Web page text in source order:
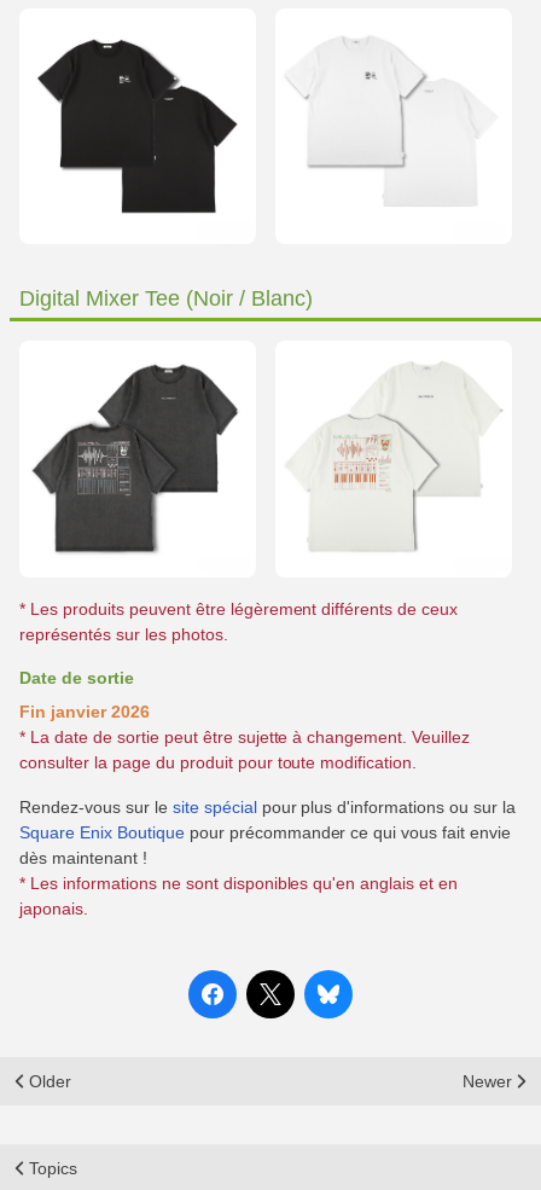
Digital Mixer Tee (Noir / Blanc)
* Les produits peuvent être légèrement différents de ceux
représentés sur les photos.
Date de sortie
Fin janvier 2026
* La date de sortie peut être sujette à changement. Veuillez
consulter la page du produit pour toute modification.
Rendez-vous sur le site spécialpour plus d'informations ou sur la
Square Enix Boutiquepour précommander ce qui vous fait envie
dès maintenant !
* Les informations ne sont disponibles qu'en anglais et en
japonais.
Older Newer
Topics